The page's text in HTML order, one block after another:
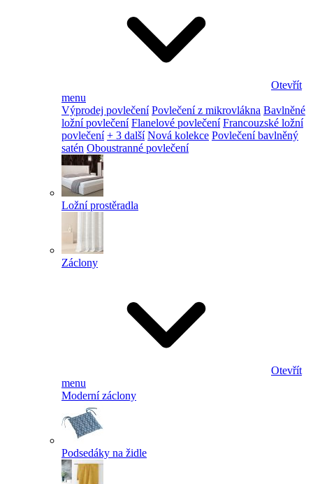
Otevřít
menu
Výprodej povlečení Povlečení z mikrovlákna Bavlněné
ložní povlečení Flanelové povlečení Francouzské ložní
povlečení + 3 další Nová kolekce Povlečení bavlněný
satén Oboustranné povlečení
Ložní prostěradla
Záclony
Otevřít
menu
Moderní záclony
Podsedáky na židle